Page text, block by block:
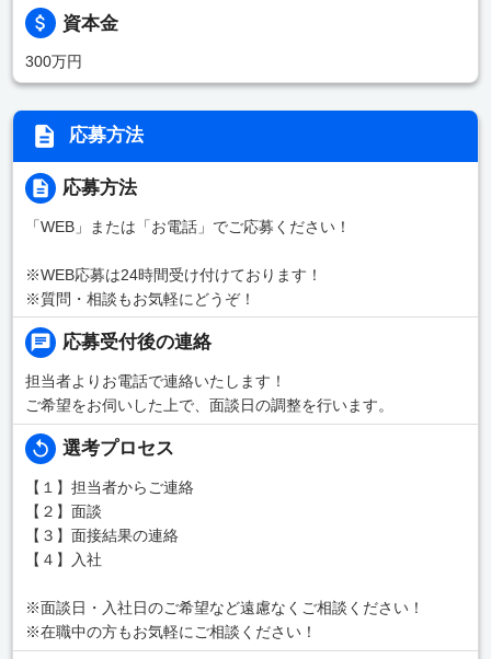
資本金
300万円
応募方法
応募方法
「WEB」または「お電話」でご応募ください！
※WEB応募は24時間受け付けております！
※質問・相談もお気軽にどうぞ！
応募受付後の連絡
担当者よりお電話で連絡いたします！
ご希望をお伺いした上で、面談日の調整を行います。
選考プロセス
【１】担当者からご連絡
【２】面談
【３】面接結果の連絡
【４】入社
※面談日・入社日のご希望など遠慮なくご相談ください！
※在職中の方もお気軽にご相談ください！